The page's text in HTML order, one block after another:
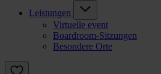
Leistungen
Virtuelle event
Boardroom-Sitzungen
Besondere Orte